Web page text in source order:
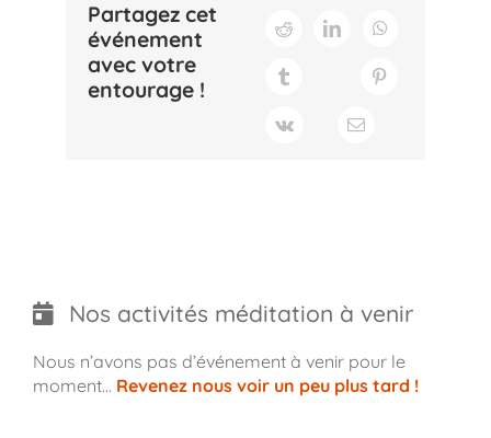
Partagez cet
événement
avec votre
entourage !
Nos activités méditation à venir
Nous n’avons pas d’événement à venir pour le
moment… Revenez nous voir un peu plus tard !